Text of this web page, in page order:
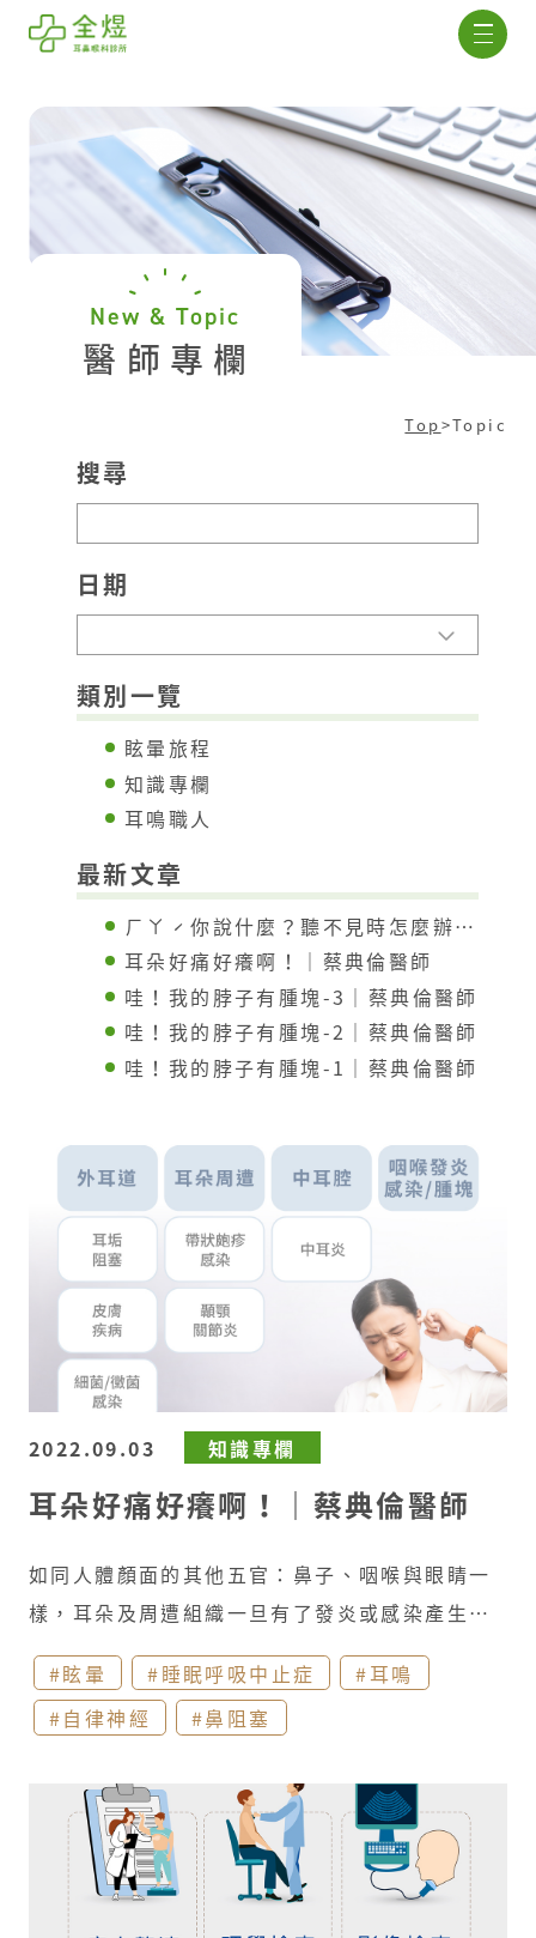
New & Topic
醫師專欄
Top>Topic
搜尋
日期
類別一覽
眩暈旅程
知識專欄
耳鳴職人
最新文章
ㄏㄚˊ你說什麼？聽不見時怎麼辦？｜蔡典倫醫師
耳朵好痛好癢啊！｜蔡典倫醫師
哇！我的脖子有腫塊-3｜蔡典倫醫師
哇！我的脖子有腫塊-2｜蔡典倫醫師
哇！我的脖子有腫塊-1｜蔡典倫醫師
2022.09.03 知識專欄
耳朵好痛好癢啊！｜蔡典倫醫師
如同人體顏面的其他五官：鼻子、咽喉與眼睛一
樣，​耳朵及周遭組織一旦有了發炎或感染產生了
疼痛，就會相當敏感、不適。 若遇到了耳朵會痛
會癢的時候，該怎麼辦呢?​ 耳朵本身或周圍組織
都可能是造成耳部痛癢症狀的源頭喔！​
或長時間堵塞引發外耳道發炎。​
皮膚疾病：
如過敏、濕疹導致後續發炎，常反覆發作，搔刮
後有時反而會加重症狀。​
細菌/黴菌感染：​ 由
於外耳道的上皮皮膚組織受到破壞(搔刮、長期潮
#眩暈 #睡眠呼吸中止症
#耳鳴
#自律神經
#鼻阻塞